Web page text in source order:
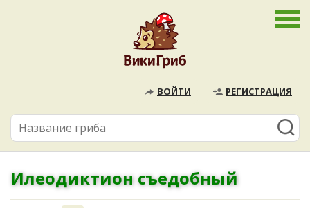
ВОЙТИ РЕГИСТРАЦИЯ
Илеодиктион съедобный